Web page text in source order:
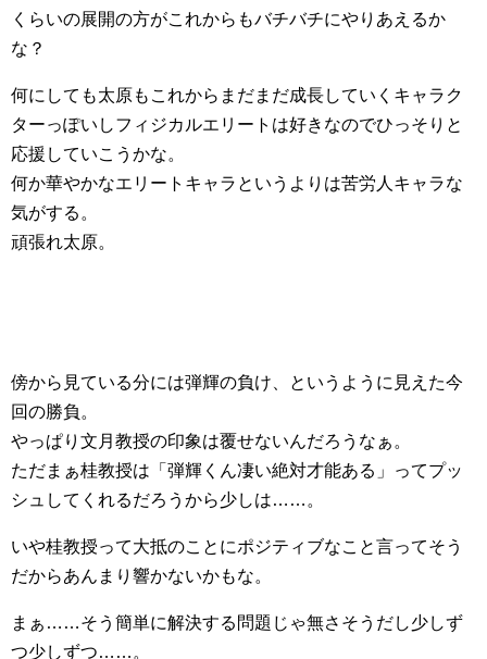
くらいの展開の方がこれからもバチバチにやりあえるか
な？
何にしても太原もこれからまだまだ成長していくキャラク
ターっぽいしフィジカルエリートは好きなのでひっそりと
応援していこうかな。
何か華やかなエリートキャラというよりは苦労人キャラな
気がする。
頑張れ太原。
傍から見ている分には弾輝の負け、というように見えた今
回の勝負。
やっぱり文月教授の印象は覆せないんだろうなぁ。
ただまぁ桂教授は「弾輝くん凄い絶対才能ある」ってプッ
シュしてくれるだろうから少しは……。
いや桂教授って大抵のことにポジティブなこと言ってそう
だからあんまり響かないかもな。
まぁ……そう簡単に解決する問題じゃ無さそうだし少しず
つ少しずつ……。